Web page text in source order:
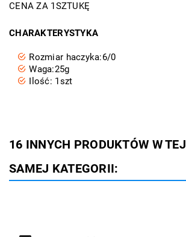
CENA ZA 1SZTUKĘ
CHARAKTERYSTYKA
Rozmiar haczyka:6/0
Waga:25g
Ilość: 1szt
16 INNYCH PRODUKTÓW W TEJ
SAMEJ KATEGORII: